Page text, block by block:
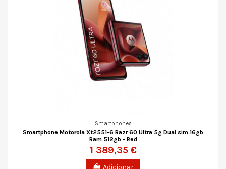
Smartphones
Smartphone Motorola Xt2551-6 Razr 60 Ultra 5g Dual sim 16gb
Ram 512gb - Red
1 389,35 €